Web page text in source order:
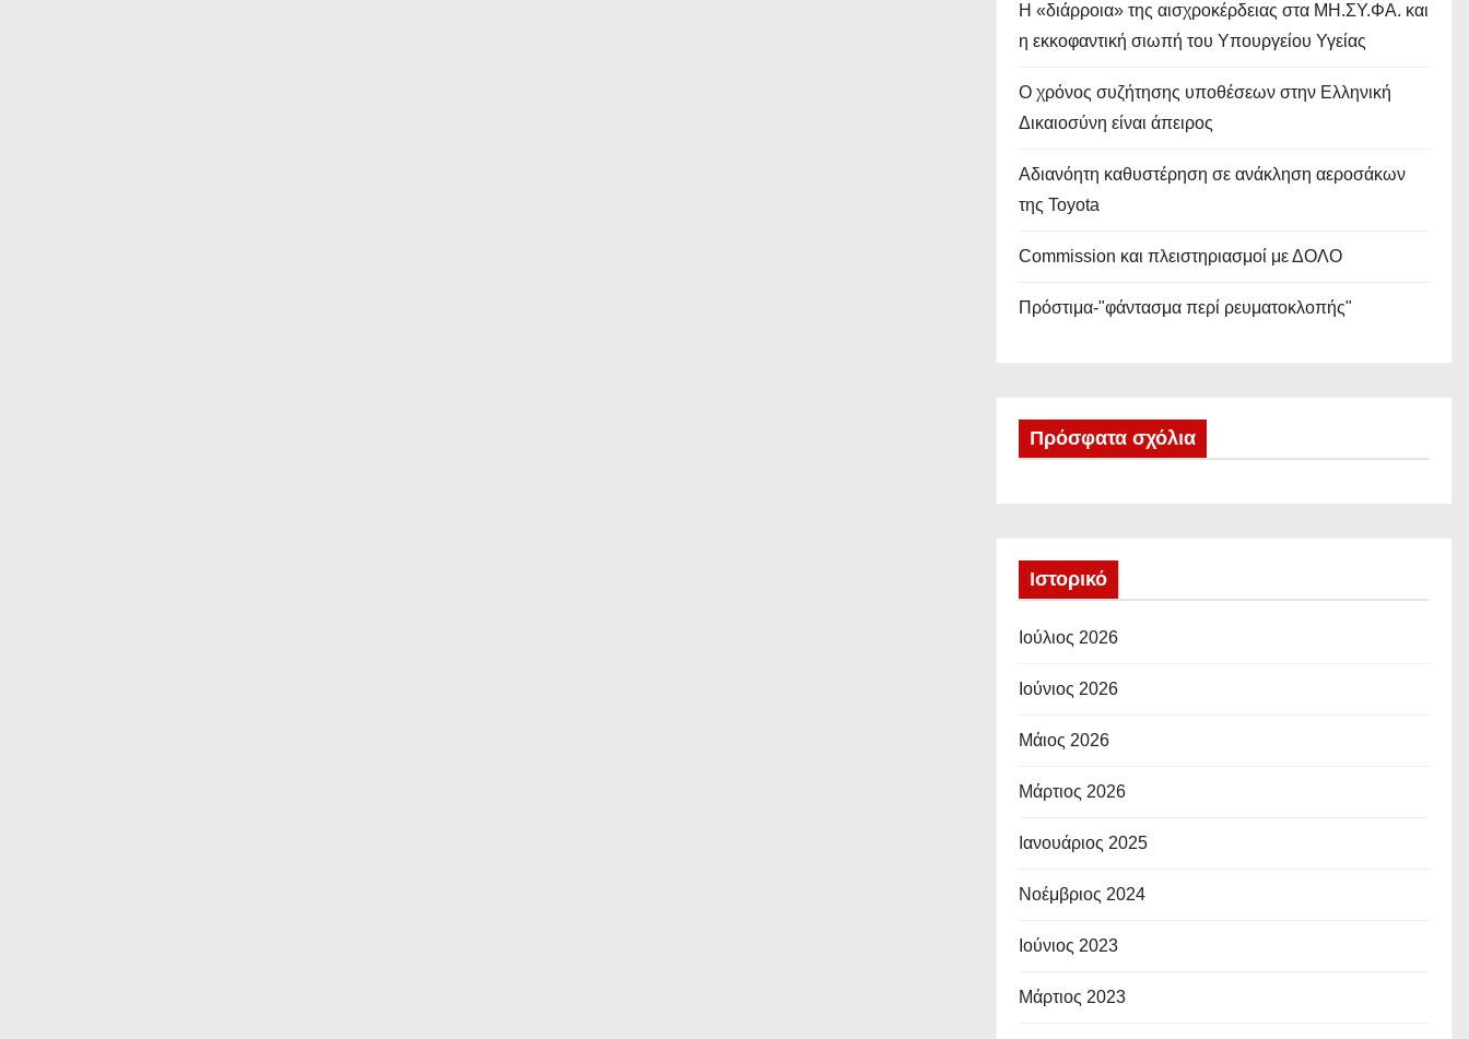
Η «διάρροια» της αισχροκέρδειας στα ΜΗ.ΣΥ.ΦΑ. και
η εκκοφαντική σιωπή του Υπουργείου Υγείας
Ο χρόνος συζήτησης υποθέσεων στην Ελληνική
Δικαιοσύνη είναι άπειρος
Αδιανόητη καθυστέρηση σε ανάκληση αεροσάκων
της Toyota
Commission και πλειστηριασμοί με ΔΟΛΟ
Πρόστιμα-"φάντασμα περί ρευματοκλοπής"
Πρόσφατα σχόλια
Ιστορικό
Ιούλιος 2026
Ιούνιος 2026
Μάιος 2026
Μάρτιος 2026
Ιανουάριος 2025
Νοέμβριος 2024
Ιούνιος 2023
Μάρτιος 2023